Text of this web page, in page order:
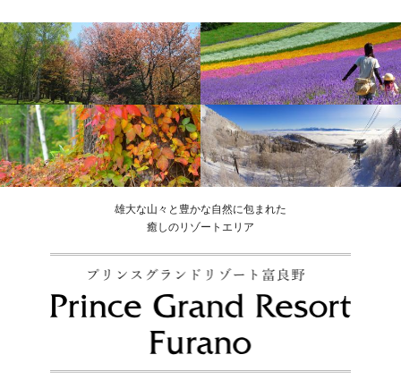
雄大な山々と豊かな自然に包まれた
癒しのリゾートエリア